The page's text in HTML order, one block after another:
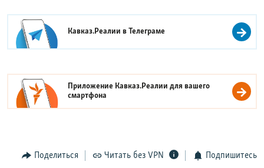
Кавказ.Реалии вТелеграме
Приложение Кавказ.Реалии для вашего
смартфона
Поделиться Читать без VPN Подпишитесь